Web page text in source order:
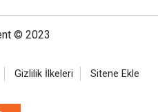
© 2023
Gizlilik İlkeleri Sitene Ekle